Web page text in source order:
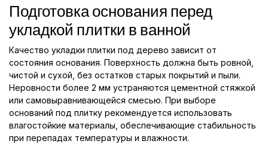
Подготовка основания перед
укладкой плитки в ванной
Качество укладки плитки под дерево зависит от
состояния основания. Поверхность должна быть ровной,
чистой и сухой, без остатков старых покрытий и пыли.
Неровности более 2 мм устраняются цементной стяжкой
или самовыравнивающейся смесью. При выборе
оснований под плитку рекомендуется использовать
влагостойкие материалы, обеспечивающие стабильность
при перепадах температуры и влажности.